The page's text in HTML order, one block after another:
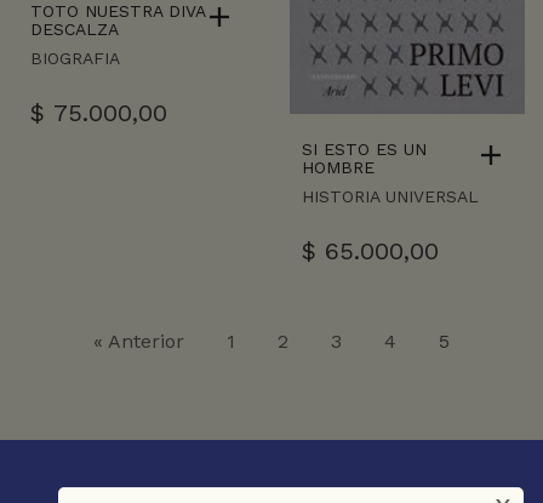
TOTO NUESTRA DIVA
DESCALZA
BIOGRAFIA
$ 75.000,00
SI ESTO ES UN
HOMBRE
HISTORIA UNIVERSAL
$ 65.000,00
« Anterior 1 2 3 4 5